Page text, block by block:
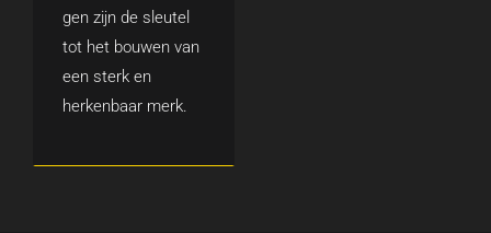
gen zijn de sleutel
tot het bouwen van
een sterk en
herkenbaar merk.